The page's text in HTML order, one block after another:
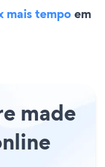
mais tempoem
made